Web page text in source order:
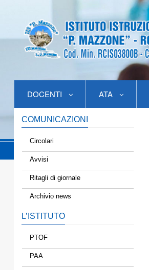
DOCENTI ATA
COMUNICAZIONI
Circolari
Avvisi
Ritagli di giornale
Archivio news
L’ISTITUTO
PTOF
PAA